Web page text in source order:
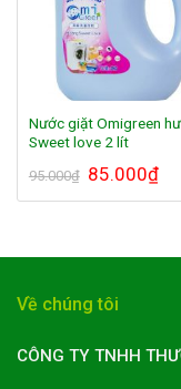
Nước giặt Omigreen
Sweet love 2 lít
95.000₫ 85.000₫
Về chúng tôi
CÔNG TY TNHH